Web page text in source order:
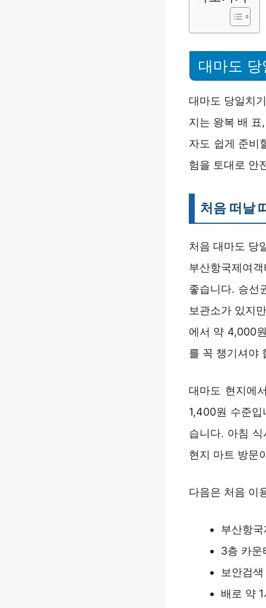
대마도
대마도 당일치
지는 왕복 배
자도 쉽게 준비
험을 토대로 안
처음 떠날
처음 대마도 당
부산항국제여
좋습니다. 승선
보관소가 있지
에서 약 4,000
를 꼭 챙기셔야
대마도 현지에
1,400원 수준
습니다. 아침
현지 마트 방문
다음은 처음 이
부산항
3층 카운
보안검
배로 약